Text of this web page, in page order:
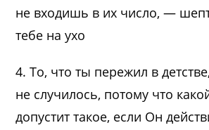
не входишь в их число, —
тебе на ухо
4. То, что ты пережил в
не случилось, потому что
допустит такое, если Он